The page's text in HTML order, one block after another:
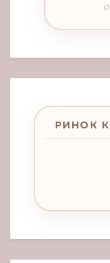
РИНОК